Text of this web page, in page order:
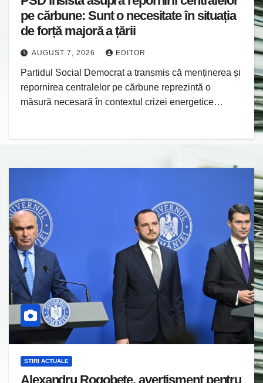
pe cărbune: Sunt o necesitate în situația
de forță majoră a țării
AUGUST 7, 2026 EDITOR
Partidul Social Democrat a transmis că menținerea și
repornirea centralelor pe cărbune reprezintă o
măsură necesară în contextul crizei energetice…
STIRI ACTUALE
Alexandru Rogobete, avertisment pentru